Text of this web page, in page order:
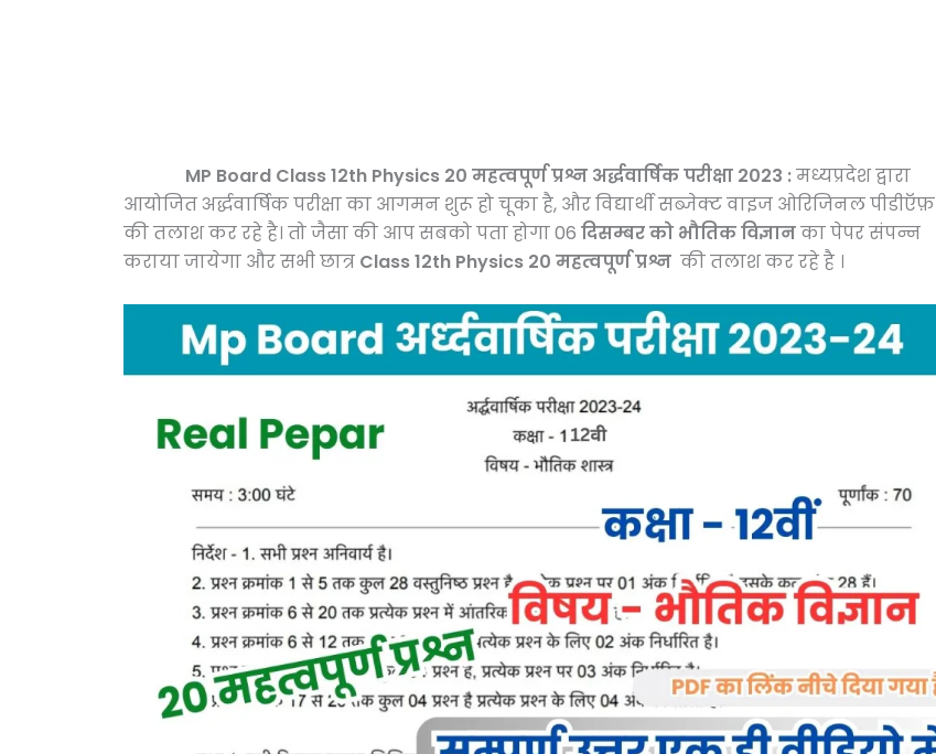
MP Board Class 12th Physics 20 महत्वपूर्ण प्रश्न अर्द्धवार्षिक परीक्षा 2023 :मध्यप्रदेश द्वारा
आयोजित अर्द्धवार्षिक परीक्षा का आगमन शुरू हो चूका है, और विद्यार्थी सब्जेक्ट वाइज ओरिजिनल पीडीऍफ़
की तलाश कर रहे है। तो जैसा की आप सबको पता होगा 06 दिसम्बर को भौतिक विज्ञानका पेपर संपन्न
कराया जायेगा और सभी छात्र Class 12th Physics 20 महत्वपूर्ण प्रश्न की तलाश कर रहे है ।